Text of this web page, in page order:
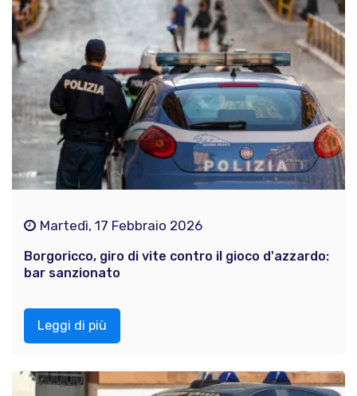
Martedì, 17 Febbraio 2026
Borgoricco, giro di vite contro il gioco d'azzardo:
bar sanzionato
Leggi di più